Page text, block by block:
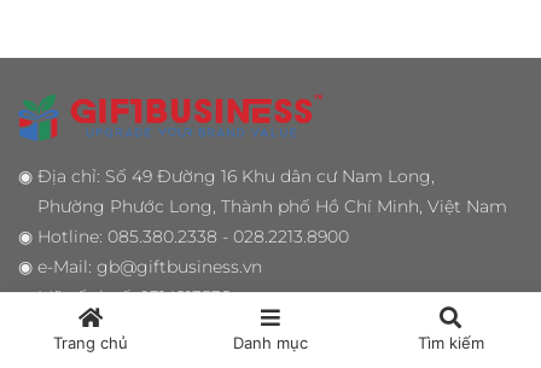
◉ Địa chỉ: Số 49 Đường 16 Khu dân cư Nam Long,
Phường Phước Long, Thành phố Hồ Chí Minh, Việt Nam
◉ Hotline: 085.380.2338 - 028.2213.8900
◉ e-Mail: gb@giftbusiness.vn
◉Mã số thuế: 0314213538
Chuyên trang QUÀ TẾT - QUÀ TẾT DOANH NGHIỆP
Trang chủ Danh mục Tìm kiếm